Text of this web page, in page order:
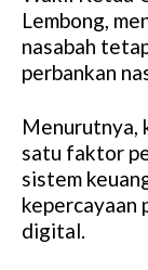
Lembong,
nasabah
perbankan
Menurutnya,
satu faktor
sistem
kepercayaan
digital.